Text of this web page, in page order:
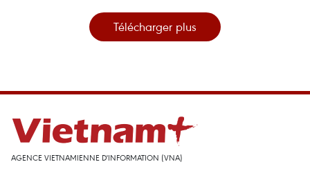
Télécharger plus
AGENCE VIETNAMIENNE D'INFORMATION (VNA)